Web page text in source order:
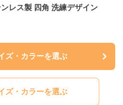
レス製 四角 洗練デザイン
ズ・カラーを選ぶ
ズ・カラーを選ぶ